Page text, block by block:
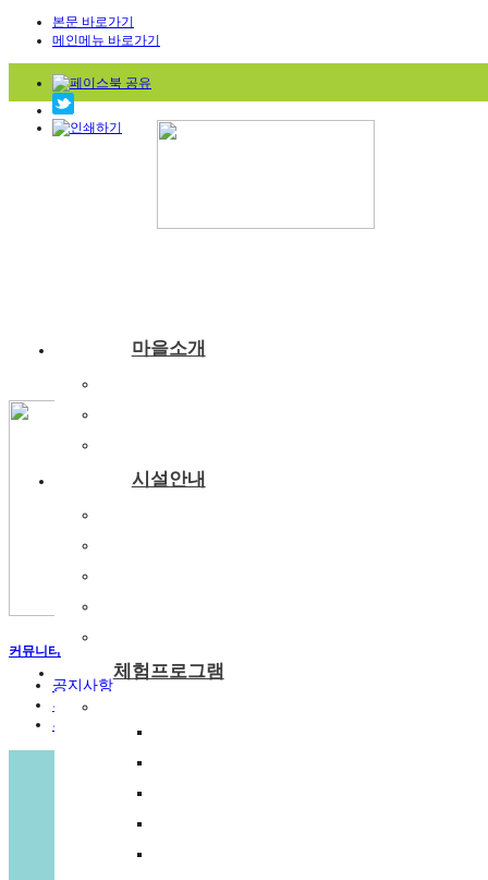
본문 바로가기
메인메뉴 바로가기
마을소개
시설안내
체험프로그램
커뮤니티
공지사항
부래미 갤러리
부래미 체험후기